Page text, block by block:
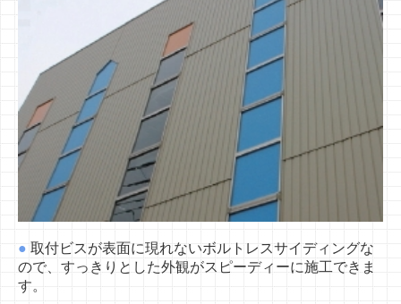
お問い合わせ
プライバシーポリシー
● 取付ビスが表面に現れないボルトレスサイディングな
ので、 すっきりとした外観がスピーディーに施工できま
す。